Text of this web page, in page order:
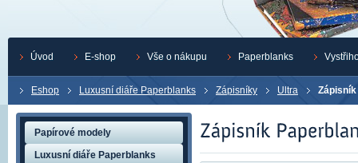
Eshop Luxusní diáře Paperblanks Zápisníky Ultra
Papírové modely
Luxusní diáře Paperblanks
Úvod E-shop Vše o nákupu Paperblanks